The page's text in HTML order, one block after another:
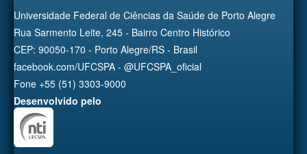
Universidade Federal de Ciências da Saúde de Porto Alegre
Rua Sarmento Leite, 245 - Bairro Centro Histórico
CEP: 90050-170 - Porto Alegre/RS - Brasil
facebook.com/UFCSPA - @UFCSPA_oficial
Fone +55 (51) 3303-9000
Desenvolvido pelo